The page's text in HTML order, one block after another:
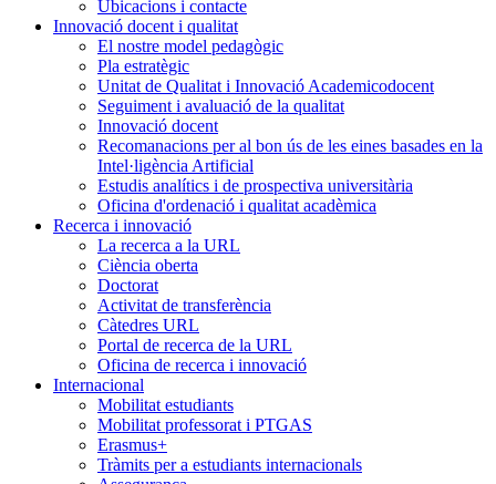
Ubicacions i contacte
Innovació docent i qualitat
El nostre model pedagògic
Pla estratègic
Unitat de Qualitat i Innovació Academicodocent
Seguiment i avaluació de la qualitat
Innovació docent
Recomanacions per al bon ús de les eines basades en la
Intel·ligència Artificial
Estudis analítics i de prospectiva universitària
Oficina d'ordenació i qualitat acadèmica
Recerca i innovació
La recerca a la URL
Ciència oberta
Doctorat
Activitat de transferència
Càtedres URL
Portal de recerca de la URL
Oficina de recerca i innovació
Internacional
Mobilitat estudiants
Mobilitat professorat i PTGAS
Erasmus+
Tràmits per a estudiants internacionals